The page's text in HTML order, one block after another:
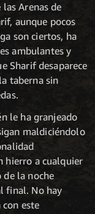
Arenas de
aunque pocos
son ciertos, ha
ambulantes y
Sharif desaparece
taberna sin
le ha granjeado
maldiciéndolo
hierro a cualquier
la noche
final. No hay
este